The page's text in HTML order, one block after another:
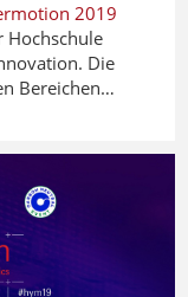
2019
Hochschule
Die
Bereichen…